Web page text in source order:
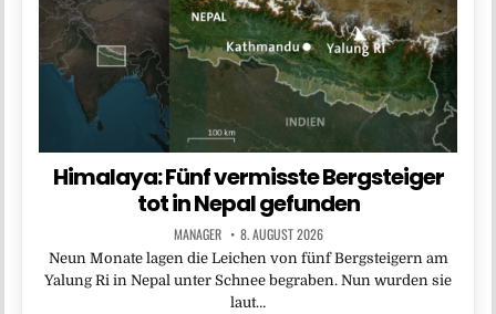
Himalaya: Fünf vermisste Bergsteiger
tot in Nepal gefunden
MANAGER 8. AUGUST 2026
Neun Monate lagen die Leichen von fünf Bergsteigern am
Yalung Ri in Nepal unter Schnee begraben. Nun wurden sie
laut…